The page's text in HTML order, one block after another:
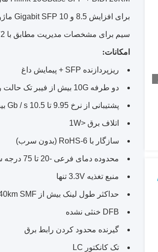
سیم برای مشخصات مدیریت مطابق با SFF 8472 تشخیص دیجیتال، مطابق با SFF8472 استاندارد تشخیص دیجیتال (DDM)، ROHS
امکانات:
ریزپردازنده SFP + پیمایش داغ
دو طرفه 10G بیش از فیبر تک حالت رشته ای
پشتیبانی از نرخ 9.95 تا 10.5 Gb / s بیت
اتلاف برق <1W
سازگار با RoHS-6 (بدون سرب)
محدوده دمای فرعی -20 تا 75 درجه سانتیگراد
منبع تغذیه 3.3V تنها
حداکثر طول لینک بیش از 40km SMF
DFB خنثی نشده
گیرنده محدود کردن رابط برق
تک کانکتور LC